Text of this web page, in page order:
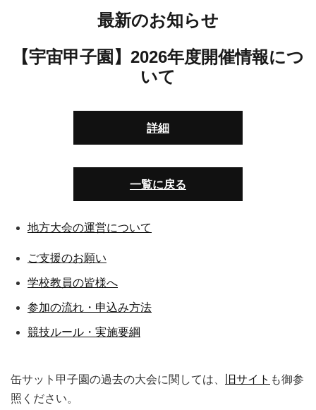
最新のお知らせ
【宇宙甲子園】2026年度開催情報につ
いて
詳細
一覧に戻る
地方大会の運営について
ご支援のお願い
学校教員の皆様へ
参加の流れ・申込み方法
競技ルール・実施要綱
缶サット甲子園の過去の大会に関しては、 旧サイト も御参
照ください。